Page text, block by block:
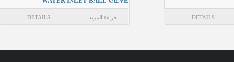
DETAILS قراءة المزيد DETAILS